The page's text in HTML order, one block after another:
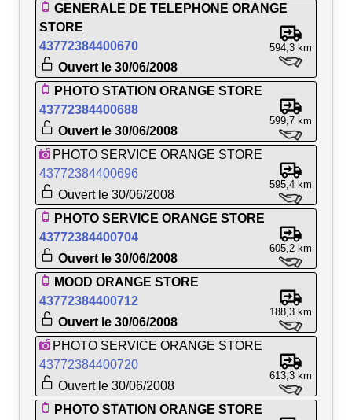
GENERALE DE TELEPHONE ORANGE
STORE
43772384400670
Ouvert le 30/06/2008
594,3 km
PHOTO STATION ORANGE STORE
43772384400688
Ouvert le 30/06/2008
599,7 km
PHOTO SERVICE ORANGE STORE
43772384400696
Ouvert le 30/06/2008
595,4 km
PHOTO SERVICE ORANGE STORE
43772384400704
Ouvert le 30/06/2008
605,2 km
MOOD ORANGE STORE
43772384400712
Ouvert le 30/06/2008
188,3 km
PHOTO SERVICE ORANGE STORE
43772384400720
Ouvert le 30/06/2008
613,3 km
PHOTO STATION ORANGE STORE